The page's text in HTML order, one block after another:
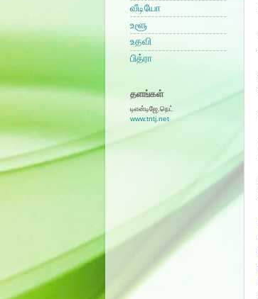
வீடியோ
உளூ
உதவி
பித்ரா
தளங்கள்
டிஎன்டிஜே.நெட்
www.tntj.net